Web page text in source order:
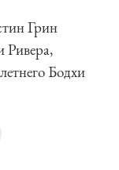
Грин
Ривера,
Бодхи